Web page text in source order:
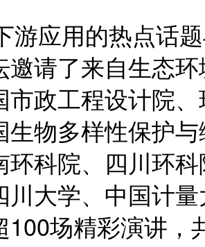
技创新助力城市
和智力支持。